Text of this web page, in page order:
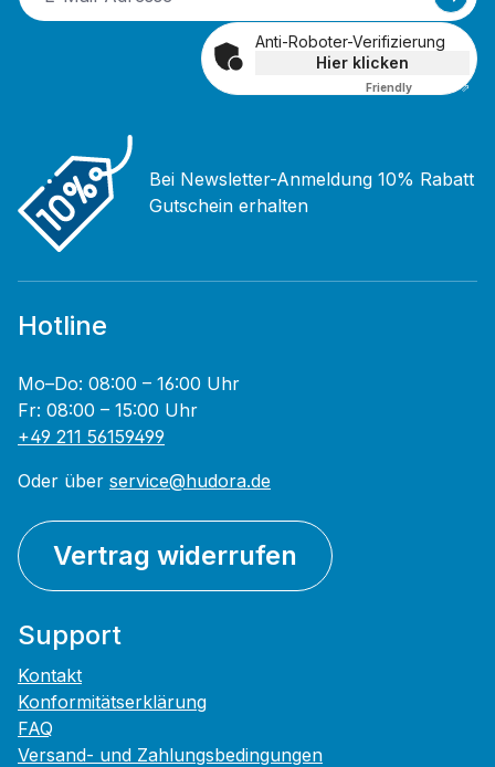
Anti-Roboter-Verifizierung
Hier klicken
Friendly Captcha ⇗
Bei Newsletter-Anmeldung 10% Rabatt
Gutschein erhalten
Hotline
Mo–Do: 08:00 – 16:00 Uhr
Fr: 08:00 – 15:00 Uhr
+49 211 56159499
Oder über service@hudora.de
Vertrag widerrufen
Support
Kontakt
Konformitätserklärung
FAQ
Versand- und Zahlungsbedingungen